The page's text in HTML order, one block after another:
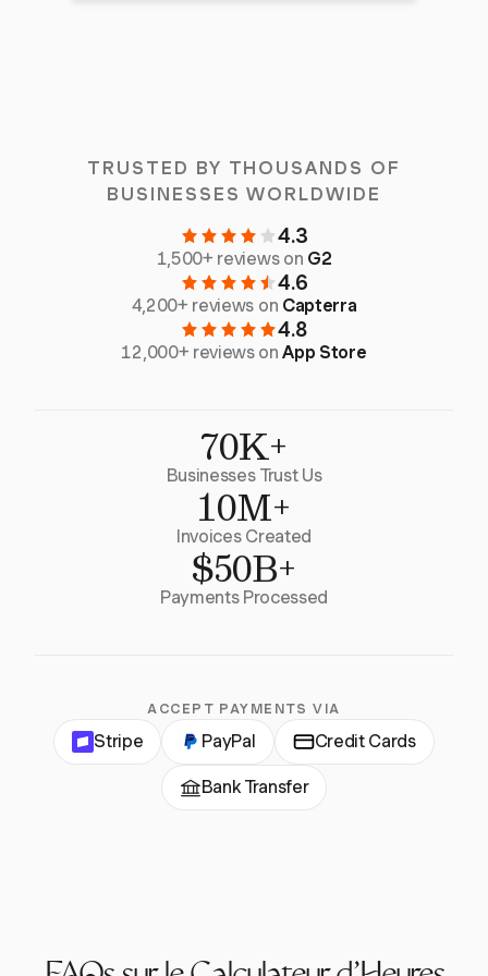
TRUSTED BY THOUSANDS OF
BUSINESSES WORLDWIDE
4.3
1,500+ reviews on G2
4.6
4,200+ reviews on Capterra
4.8
12,000+ reviews onApp Store
70K+
Businesses Trust Us
10M+
Invoices Created
$50B+
Payments Processed
ACCEPT PAYMENTS VIA
Stripe PayPal Credit Cards
Bank Transfer